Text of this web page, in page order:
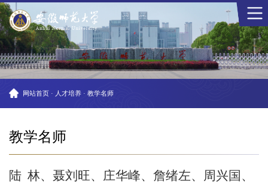
网站首页 · 人才培养 · 教学名师
教学名师
陆 林、聂刘旺、 庄华峰、詹绪左、周兴国、